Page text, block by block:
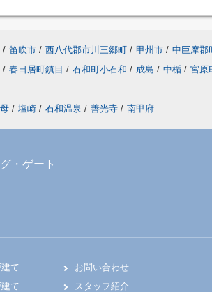
/ 笛吹市 / 西八代郡市川三郷町 / 甲州市 / 中巨摩郡
/ 春日居町鎮目 / 石和町小石和 / 成島 / 中楯 / 宮原
/ 塩崎 / 石和温泉 / 善光寺 / 南甲府
・ゲート
て
て
お問い合わせ
スタッフ紹介